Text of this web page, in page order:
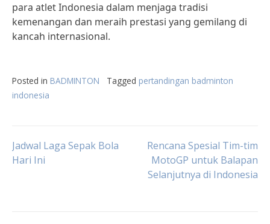
para atlet Indonesia dalam menjaga tradisi
kemenangan dan meraih prestasi yang gemilang di
kancah internasional.
Posted in BADMINTON Tagged pertandingan badminton
indonesia
Post
Jadwal Laga Sepak Bola
Hari Ini
Rencana Spesial Tim-tim
MotoGP untuk Balapan
Selanjutnya di Indonesia